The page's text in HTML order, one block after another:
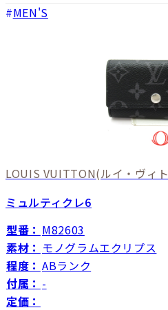
MEN'S
LOUIS VUITTON(ルイ・ヴィ
ミュルティクレ6
型番： M82603
素材： モノグラムエクリプス
程度： ABランク
付属： -
定価：